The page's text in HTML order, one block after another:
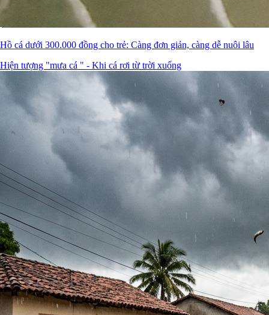
Hồ cá dưới 300.000 đồng cho trẻ: Càng đơn giản, càng dễ nuôi lâu
Hiện tượng "mưa cá " - Khi cá rơi từ trời xuống